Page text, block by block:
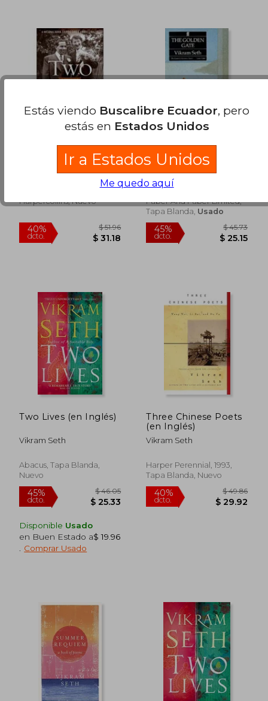
45%
dcto. $ 22.82
45%
dcto.
45%
dcto. $ 19.96
45%
dcto.
Vikram Seth
Harpercollins, Nuevo
40%
dcto.
The Golden Gate (en
Inglés)
Vikram Seth
Faber And Faber Limited,
Tapa Blanda, Usado
45%
dcto.
Two Lives (en Inglés)
Vikram Seth
Abacus, Tapa Blanda,
Nuevo
Disponible Usado
en Buen Estado a$ 19.96
Comprar Usado
Three Chinese Poets
(en Inglés)
Vikram Seth
Harper Perennial, 1993,
Tapa Blanda, Nuevo
Estás viendo Buscalibre Ecuador, pero
estás en Estados Unidos
Ir a Estados Unidos
Me quedo aquí